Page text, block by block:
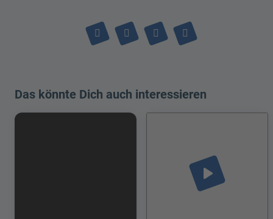
Das könnte Dich auch interessieren
play_arrow